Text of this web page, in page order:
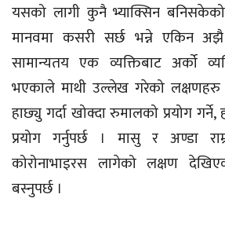
यसको लागी कुनै भ्याक्सिन
मानवमा कसरी सर्छ भन्ने एकिन
सामान्यतय एक व्यक्तिबाट अर्को
भएकाले माथी उल्लेख गरेको लक्षणहरु
हाछ्यु गर्दा खोक्दा रुमालको प्रयोग
प्रयोग गर्नुपर्छ । मासु र अण्डा
कोरोनाभाइरस लागेको लक्षण
बस्नुपर्छ ।